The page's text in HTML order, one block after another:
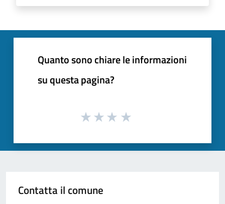
Quanto sono chiare le informazioni
su questa pagina?
Contatta il comune